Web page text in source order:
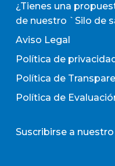
¿Tienes una
de nuestro `Silo de
Aviso Legal
Política de
Política de
Política de
Suscribirse a